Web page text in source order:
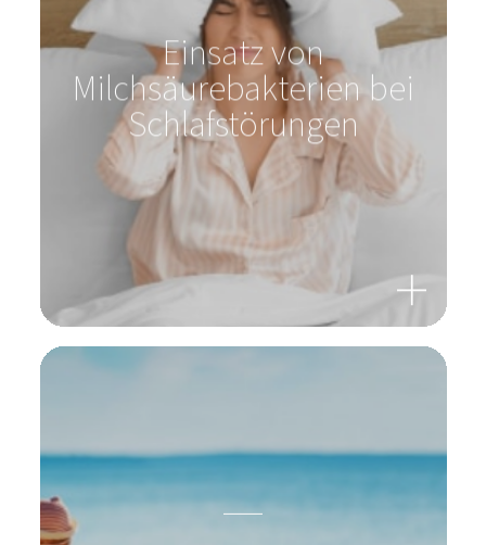
Einsatz von
Milchsäurebakterien bei
Schlafstörungen